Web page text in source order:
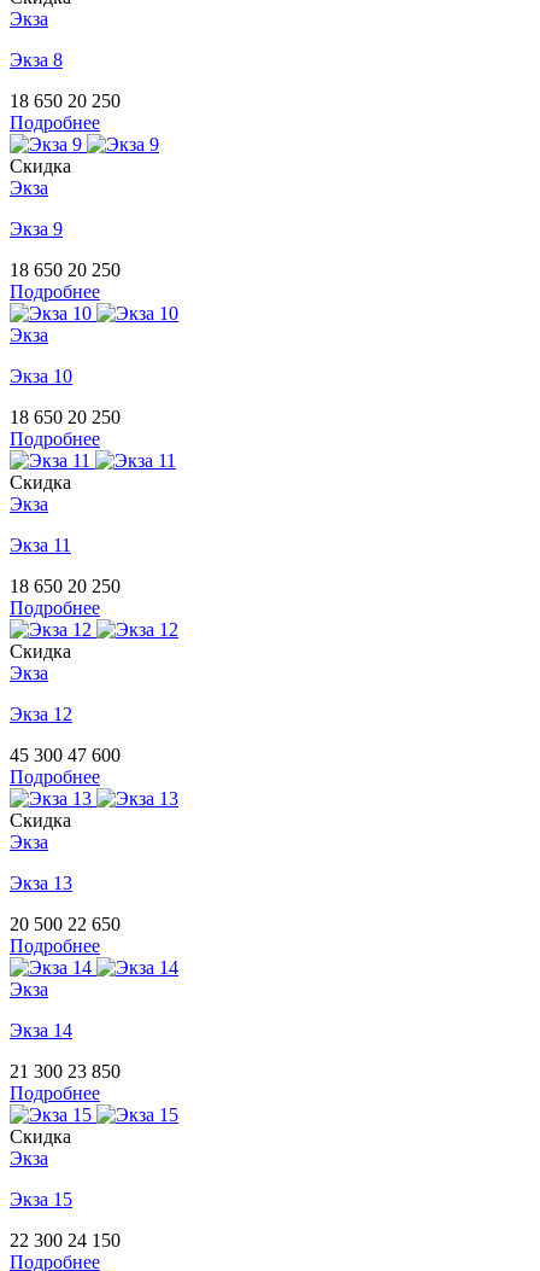
Экза
Экза 8
18 650 20 250
Подробнее
Скидка
Экза
Экза 9
18 650 20 250
Подробнее
Экза
Экза 10
18 650 20 250
Подробнее
Скидка
Экза
Экза 11
18 650 20 250
Подробнее
Скидка
Экза
Экза 12
45 300 47 600
Подробнее
Скидка
Экза
Экза 13
20 500 22 650
Подробнее
Экза
Экза 14
21 300 23 850
Подробнее
Скидка
Экза
Экза 15
22 300 24 150
Подробнее